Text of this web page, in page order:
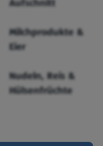
Milchprodukte &
Eier
Nudeln, Reis &
Hülsenfrüchte